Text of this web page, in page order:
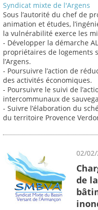
Syndicat mixte de l'Argens
Sous l’autorité du chef de
animation et études,
la vulnérabilité exerce les
- Développer la démarche
propriétaires de logements
l’Argens.
- Poursuivre l’action de
des activités économiques.
- Poursuivre le suivi de
intercommunaux de
- Suivre l’élaboration du
du territoire Provence
02/
de